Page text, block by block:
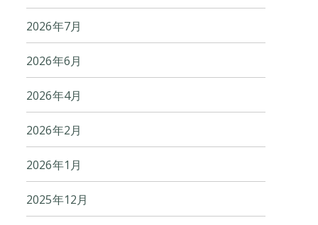
2026年7月
2026年6月
2026年4月
2026年2月
2026年1月
2025年12月